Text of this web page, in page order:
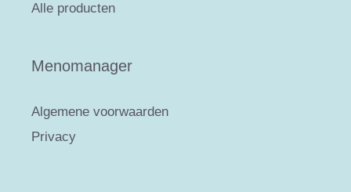
Alle producten
Menomanager
Algemene voorwaarden
Privacy